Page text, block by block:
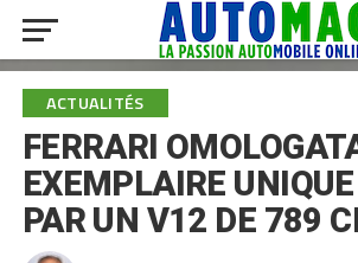
ACTUALITÉS
FERRARI
EXEMPLAIRE
PAR UN V12 DE 789